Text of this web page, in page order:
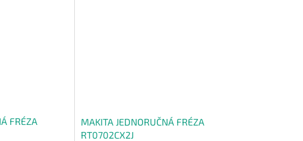
FRÉZA
MAKITA JEDNORUČNÁ FRÉZA
RT0702CX2J